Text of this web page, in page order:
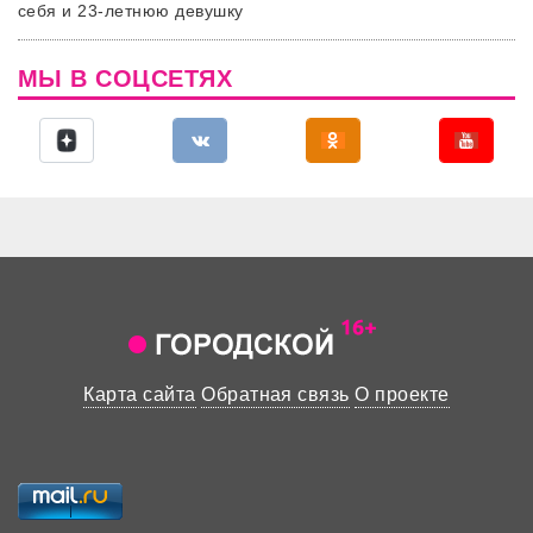
себя и 23-летнюю девушку
МЫ В СОЦСЕТЯХ
Карта сайта Обратная связь О проекте